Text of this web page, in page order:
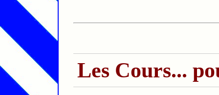
Les Cours...